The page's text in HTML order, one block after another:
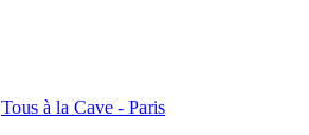
Tous à la Cave - Paris